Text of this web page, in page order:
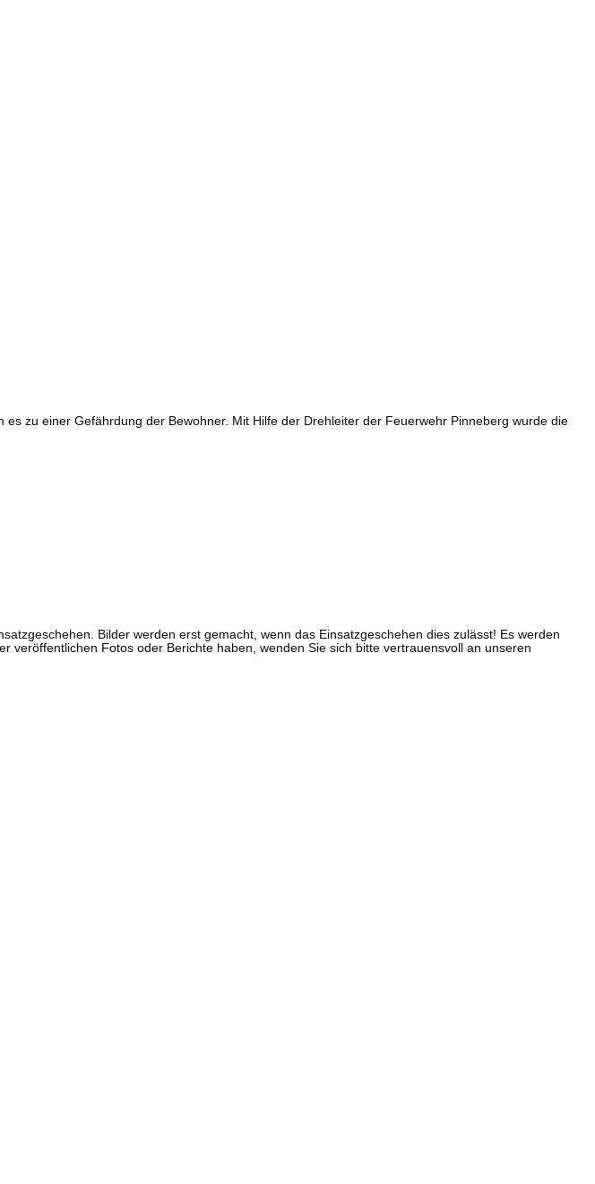
zu einer Gefährdung der Bewohner. Mit Hilfe der Drehleiter der Feuerwehr Pinneberg wurde die
Bilder werden erst gemacht, wenn das Einsatzgeschehen dies zulässt! Es werden
veröffentlichen Fotos oder Berichte haben, wenden Sie sich bitte vertrauensvoll an unseren